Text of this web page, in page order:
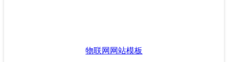
物联网网站模板